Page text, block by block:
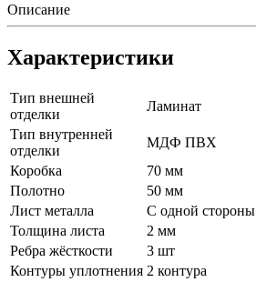
Описание
Характеристики
Тип внешней
отделки
Ламинат
Тип внутренней
отделки
МДФ ПВХ
Коробка
70 мм
Полотно
50 мм
Лист металла
С одной стороны
Толщина листа
2 мм
Ребра жёсткости
3 шт
Контуры уплотнения 2 контура